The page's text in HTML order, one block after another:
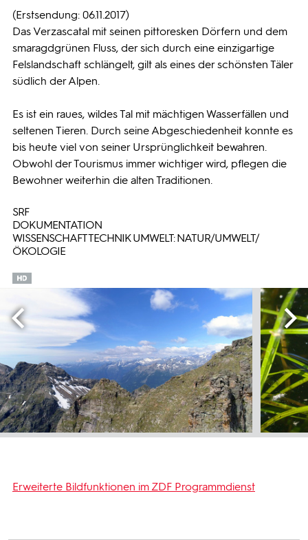
(Erstsendung: 06.11.2017)
Das Verzascatal mit seinen pittoresken Dörfern und dem
smaragdgrünen Fluss, der sich durch eine einzigartige
Felslandschaft schlängelt, gilt als eines der schönsten Täler
südlich der Alpen.
Es ist ein raues, wildes Tal mit mächtigen Wasserfällen und
seltenen Tieren. Durch seine Abgeschiedenheit konnte es
bis heute viel von seiner Ursprünglichkeit bewahren.
Obwohl der Tourismus immer wichtiger wird, pflegen die
Bewohner weiterhin die alten Traditionen.
SRF
DOKUMENTATION
WISSENSCHAFT TECHNIK UMWELT: NATUR/UMWELT/
ÖKOLOGIE
Erweiterte Bildfunktionen im ZDF Programmdienst